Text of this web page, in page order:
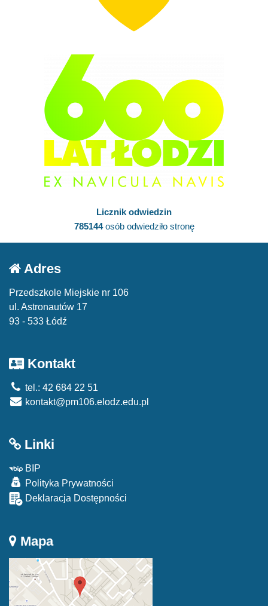
Licznik odwiedzin
785144osób odwiedziło stronę
Adres
Przedszkole Miejskie nr 106
ul. Astronautów 17
93 - 533 Łódź
Kontakt
tel.: 42 684 22 51
kontakt@pm106.elodz.edu.pl
Linki
BIP
Polityka Prywatności
Deklaracja Dostępności
Mapa